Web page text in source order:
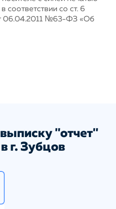
соответствии со ст. 6
06.04.2011 №63-ФЗ «Об
"отчет"
г. Зубцов